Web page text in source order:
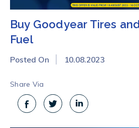
Buy Goodyear Tires
Fuel
Posted On 10.08.2023
Share Via